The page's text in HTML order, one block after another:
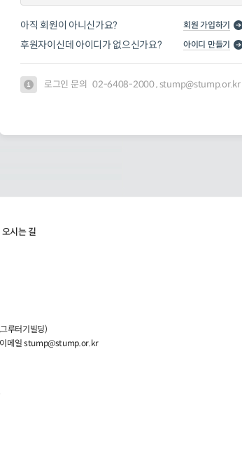
아직 회원이 아니신가요? 회원 가입하기
후원자이신데 아이디가 없으신가요? 아이디 만들기
로그인 문의 02-6408-2000 , stump@stump.or.kr
오시는 길
루터기빌딩)
이메일 stump@stump.or.kr